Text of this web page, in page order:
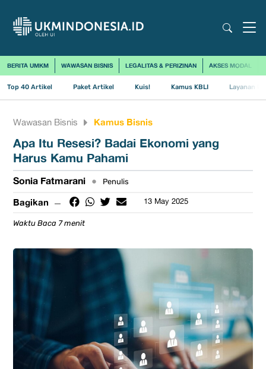
BERITA UMKM WAWASAN BISNIS LEGALITAS & PERIZINAN AKSES MODAL
Top 40 Artikel Paket Artikel Kuis! Kamus KBLI Layanan
Wawasan Bisnis Kamus Bisnis
Apa Itu Resesi? Badai Ekonomi yang
Harus Kamu Pahami
Sonia Fatmarani • Penulis
Bagikan 13 May 2025
Waktu Baca 7 menit